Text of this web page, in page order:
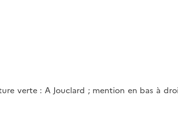
verte : A Jouclard ; mention en bas à